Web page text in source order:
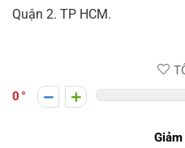
Quận 2. TP HCM.
0